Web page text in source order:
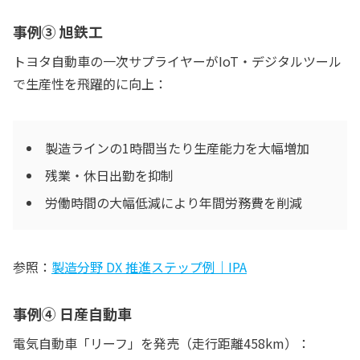
事例③ 旭鉄工
トヨタ自動車の一次サプライヤーがIoT・デジタルツール
で生産性を飛躍的に向上：
製造ラインの1時間当たり生産能力を大幅増加
残業・休日出勤を抑制
労働時間の大幅低減により年間労務費を削減
参照： 製造分野 DX 推進ステップ例｜IPA
事例④ 日産自動車
電気自動車「リーフ」を発売（走行距離458km）：